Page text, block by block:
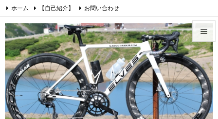


メニュ

サイド

前へ
ホーム 【自己紹介】 お問い合わせ
プライバシーポリシー・免責事項 愛車紹介【ロードバイク】
Cookie Policy Instagram RSS Feedly